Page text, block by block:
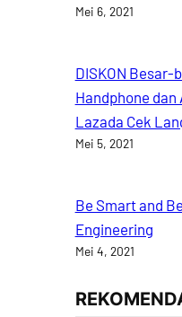
Mei 6, 2021
DISKON Besar-
Handphone
Lazada Cek
Mei 5, 2021
Be Smart and
Engineering
Mei 4, 2021